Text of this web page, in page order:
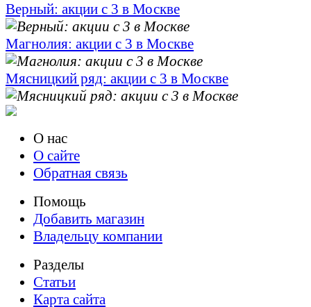
Верный: акции с 3 в Москве
Магнолия: акции с 3 в Москве
Мясницкий ряд: акции с 3 в Москве
О нас
О сайте
Обратная связь
Помощь
Добавить магазин
Владельцу компании
Разделы
Статьи
Карта сайта